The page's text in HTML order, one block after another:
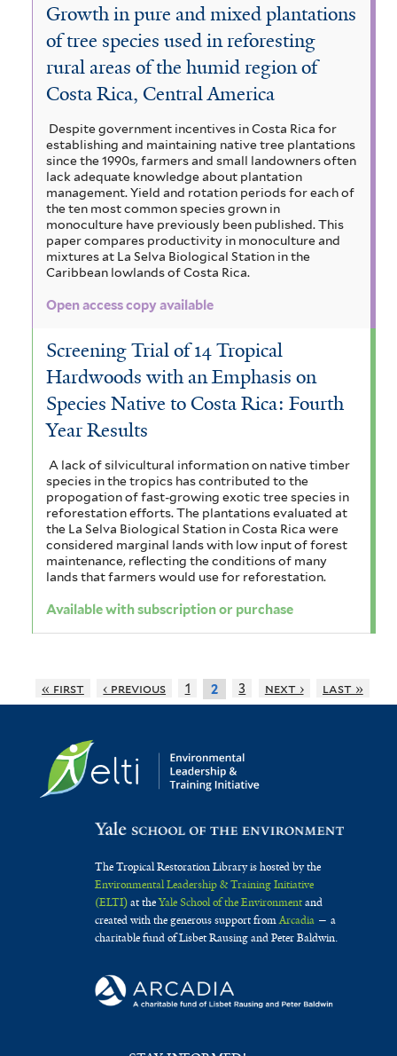
Growth in pure and mixed plantations
of tree species used in reforesting
rural areas of the humid region of
Costa Rica, Central America
Despite government incentives in Costa Rica for
establishing and maintaining native tree plantations
since the 1990s, farmers and small landowners often
lack adequate knowledge about plantation
management. Yield and rotation periods for each of
the ten most common species grown in
monoculture have previously been published. This
paper compares productivity in monoculture and
mixtures at La Selva Biological Station in the
Caribbean lowlands of Costa Rica.
Open access copy available
Screening Trial of 14 Tropical
Hardwoods with an Emphasis on
Species Native to Costa Rica: Fourth
Year Results
A lack of silvicultural information on native timber
species in the tropics has contributed to the
propogation of fast-growing exotic tree species in
reforestation efforts. The plantations evaluated at
the La Selva Biological Station in Costa Rica were
considered marginal lands with low input of forest
maintenance, reflecting the conditions of many
lands that farmers would use for reforestation.
Available with subscription or purchase
« first ‹ previous 1 2 3 next › last »
The Tropical Restoration Library is hosted by the
Environmental Leadership & Training Initiative
(ELTI)at theYale School of the Environmentand
created with the generous support fromArcadia— a
charitable fund of Lisbet Rausing and Peter Baldwin.